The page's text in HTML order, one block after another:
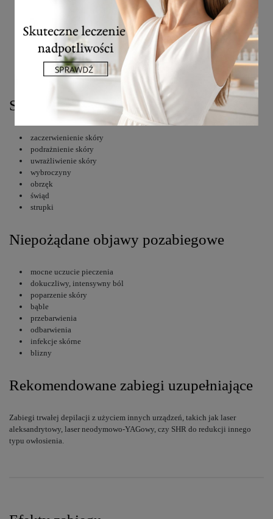
do 3 dni po zabiegu należy unikać kąpieli w mocno chlorowanej
wodzie i korzystania z sauny
nie wolno opalać skóry minimum 15 dni po zabiegu
należy stosować kremy przeciwsłoneczne SPF30, SPF50+
należy aplikować na skórę zalecane łagodzące preparaty
Spodziewane objawy pozabiegowe
zaczerwienienie skóry
podrażnienie skóry
uwrażliwienie skóry
wybroczyny
obrzęk
świąd
strupki
Niepożądane objawy pozabiegowe
mocne uczucie pieczenia
dokuczliwy, intensywny ból
poparzenie skóry
bąble
przebarwienia
odbarwienia
infekcje skórne
blizny
Rekomendowane zabiegi uzupełniające
Zabiegi trwałej depilacji z użyciem innych urządzeń, takich jak laser
aleksandrytowy, laser neodymowo-YAGowy, czy SHR do redukcji innego
typu owłosienia.